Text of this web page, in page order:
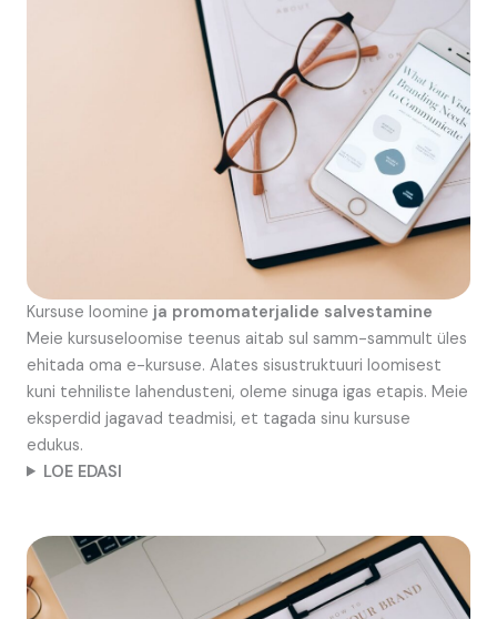
Kursuse loomine ja promomaterjalide salvestamine
Meie kursuseloomise teenus aitab sul samm-sammult üles
ehitada oma e-kursuse. Alates sisustruktuuri loomisest
kuni tehniliste lahendusteni, oleme sinuga igas etapis. Meie
eksperdid jagavad teadmisi, et tagada sinu kursuse
edukus.
LOE EDASI